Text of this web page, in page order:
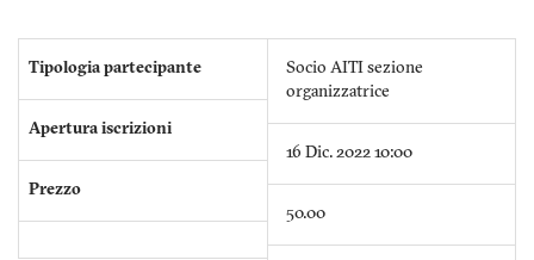
Tipologia partecipante
Apertura iscrizioni
Prezzo
Socio AITI sezione
organizzatrice
16 Dic. 2022 10:00
50.00